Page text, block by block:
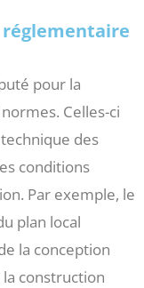
pour la
Celles-ci
des
conditions
Par exemple, le
plan local
la conception
construction